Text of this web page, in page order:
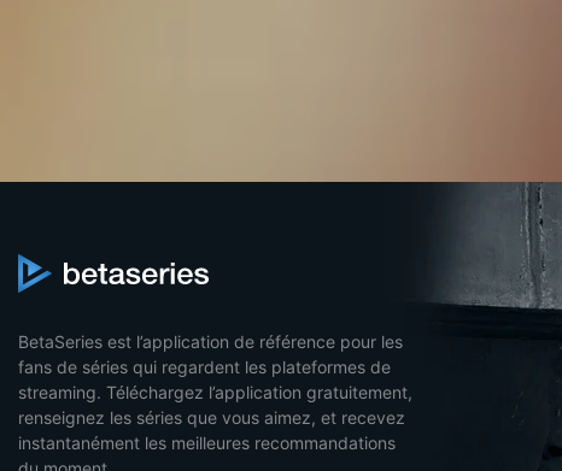
BetaSeries est l’application de référence pour les
fans de séries qui regardent les plateformes de
streaming. Téléchargez l’application gratuitement,
renseignez les séries que vous aimez, et recevez
instantanément les meilleures recommandations